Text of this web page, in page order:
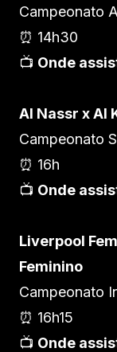
Campeonato
⏰ 14h30
📺 Onde
Al Nassr x Al
Campeonato
⏰ 16h
📺 Onde
Liverpool
Feminino
Campeonato
⏰ 16h15
📺 Onde